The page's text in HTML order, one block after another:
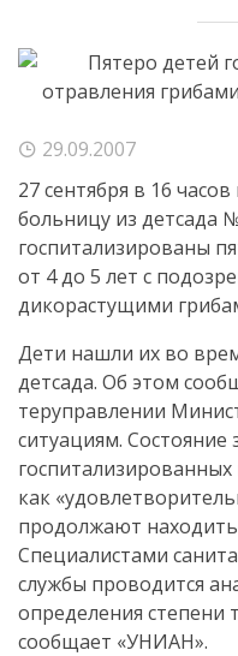
29.09.2007
27 сентября в 16
больницу из детсада
госпитализированы
от 4 до 5 лет с
дикорастущими
Дети нашли их во
детсада. Об этом
теруправлении
ситуациям. Состояние
как
продолжают
Специалистами
службы проводится
определения степени
сообщает «УНИАН».